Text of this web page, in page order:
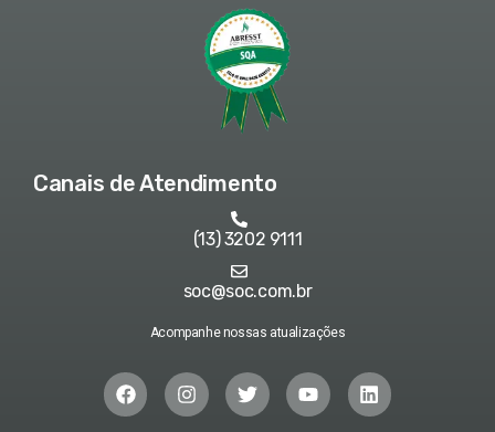
Canais de Atendimento
(13) 3202 9111
soc@soc.com.br
Acompanhe nossas atualizações